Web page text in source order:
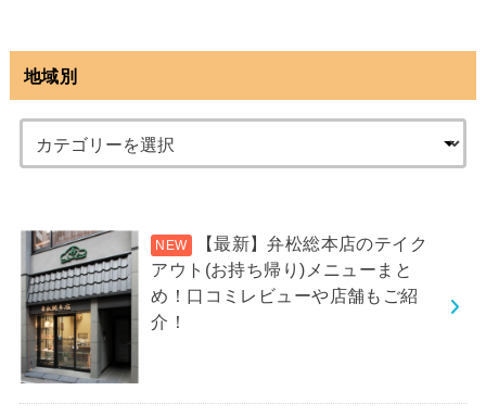
地域別
【最新】弁松総本店のテイク
アウト(お持ち帰り)メニューまと
め！口コミレビューや店舗もご紹
介！